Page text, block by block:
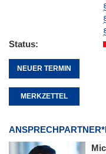
Status
NEUER TERMIN
MERKZETTEL